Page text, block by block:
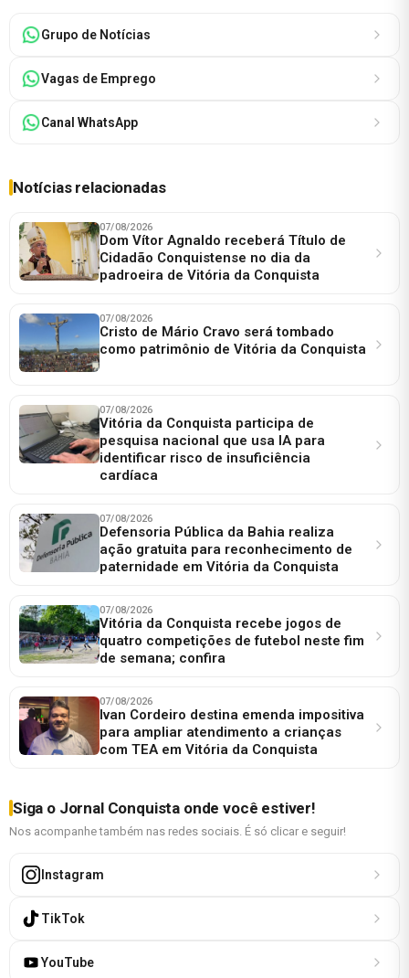
Grupo de Notícias
Vagas de Emprego
Canal WhatsApp
Notícias relacionadas
07/08/2026
Dom Vítor Agnaldo receberá Título de
Cidadão Conquistense no dia da
padroeira de Vitória da Conquista
07/08/2026
Cristo de Mário Cravo será tombado
como patrimônio de Vitória da Conquista
07/08/2026
Vitória da Conquista participa de
pesquisa nacional que usa IA para
identificar risco de insuficiência
cardíaca
07/08/2026
Defensoria Pública da Bahia realiza
ação gratuita para reconhecimento de
paternidade em Vitória da Conquista
07/08/2026
Vitória da Conquista recebe jogos de
quatro competições de futebol neste fim
de semana; confira
07/08/2026
Ivan Cordeiro destina emenda impositiva
para ampliar atendimento a crianças
com TEA em Vitória da Conquista
Siga o Jornal Conquista onde você estiver!
Nos acompanhe também nas redes sociais. É só clicar e seguir!
Instagram
TikTok
YouTube